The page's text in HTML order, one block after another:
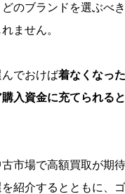
のブランドを選ぶべ
ません。
んでおけば着なくなっ
入資金に充てられる
市場で高額買取が期
を紹介するとともに、